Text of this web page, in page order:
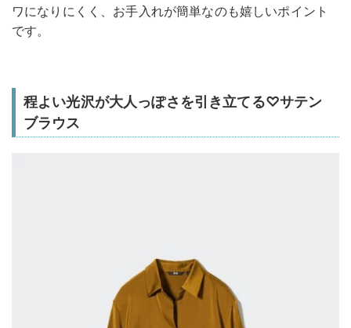
ワになりにくく、お手入れが簡単なのも嬉しいポイント
です。
程よい光沢が大人っぽさを引き立てる♡サテン
ブラウス